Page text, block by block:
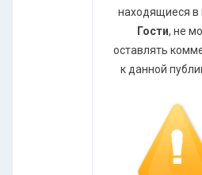
находящиеся в
Гости, не
оставлять
к данной